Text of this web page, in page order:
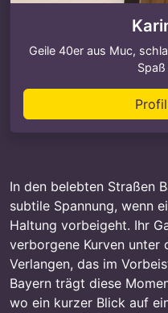
Geile 40er aus Muc,
In den belebten Straßen
subtile Spannung, wenn
Haltung vorbeigeht. Ihr
verborgene Kurven unter
Verlangen, das im
Bayern trägt diese
wo ein kurzer Blick auf